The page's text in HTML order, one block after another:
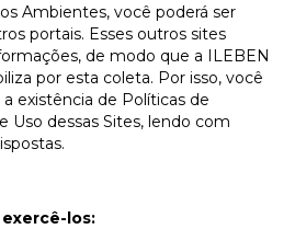
Ambientes, você poderá ser
portais. Esses outros sites
de modo que a ILEBEN
por esta coleta. Por isso, você
existência de Políticas de
Uso dessas Sites, lendo com
los: